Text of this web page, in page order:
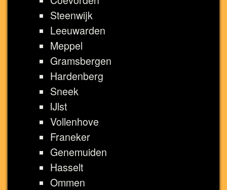
Steenwijk
Leeuwarden
Meppel
Gramsbergen
Hardenberg
Sneek
IJlst
Vollenhove
Franeker
Genemuiden
Hasselt
Ommen